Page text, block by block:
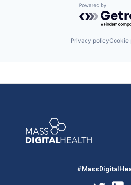
Powered by
Privacy policyCookie